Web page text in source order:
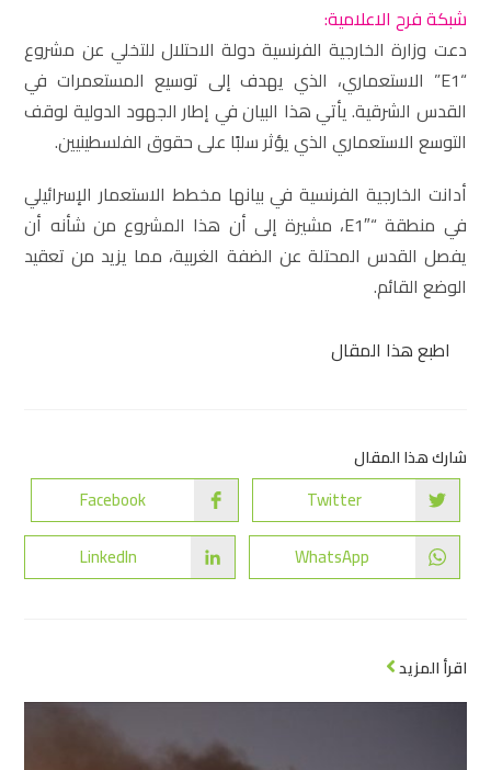
شبكة فرح الاعلامية:
دعت وزارة الخارجية الفرنسية دولة الاحتلال للتخلي عن مشروع
“E1” الاستعماري، الذي يهدف إلى توسيع المستعمرات في
القدس الشرقية. يأتي هذا البيان في إطار الجهود الدولية لوقف
التوسع الاستعماري الذي يؤثر سلبًا على حقوق الفلسطينيين.
أدانت الخارجية الفرنسية في بيانها مخطط الاستعمار الإسرائيلي
في منطقة “E1″، مشيرة إلى أن هذا المشروع من شأنه أن
يفصل القدس المحتلة عن الضفة الغربية، مما يزيد من تعقيد
الوضع القائم.
اطبع هذا المقال
شارك هذا المقال
Twitter
Facebook
WhatsApp
LinkedIn
اقرأ المزيد